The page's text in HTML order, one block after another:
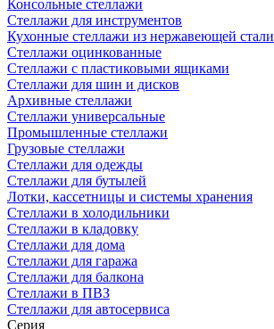
Консольные стеллажи
Стеллажи для инструментов
Кухонные стеллажи из нержавеющей стали
Стеллажи оцинкованные
Стеллажи с пластиковыми ящиками
Стеллажи для шин и дисков
Архивные стеллажи
Стеллажи универсальные
Промышленные стеллажи
Грузовые стеллажи
Стеллажи для одежды
Стеллажи для бутылей
Лотки, кассетницы и системы хранения
Стеллажи в холодильники
Стеллажи в кладовку
Стеллажи для дома
Стеллажи для гаража
Стеллажи для балкона
Стеллажи в ПВЗ
Стеллажи для автосервиса
Серия